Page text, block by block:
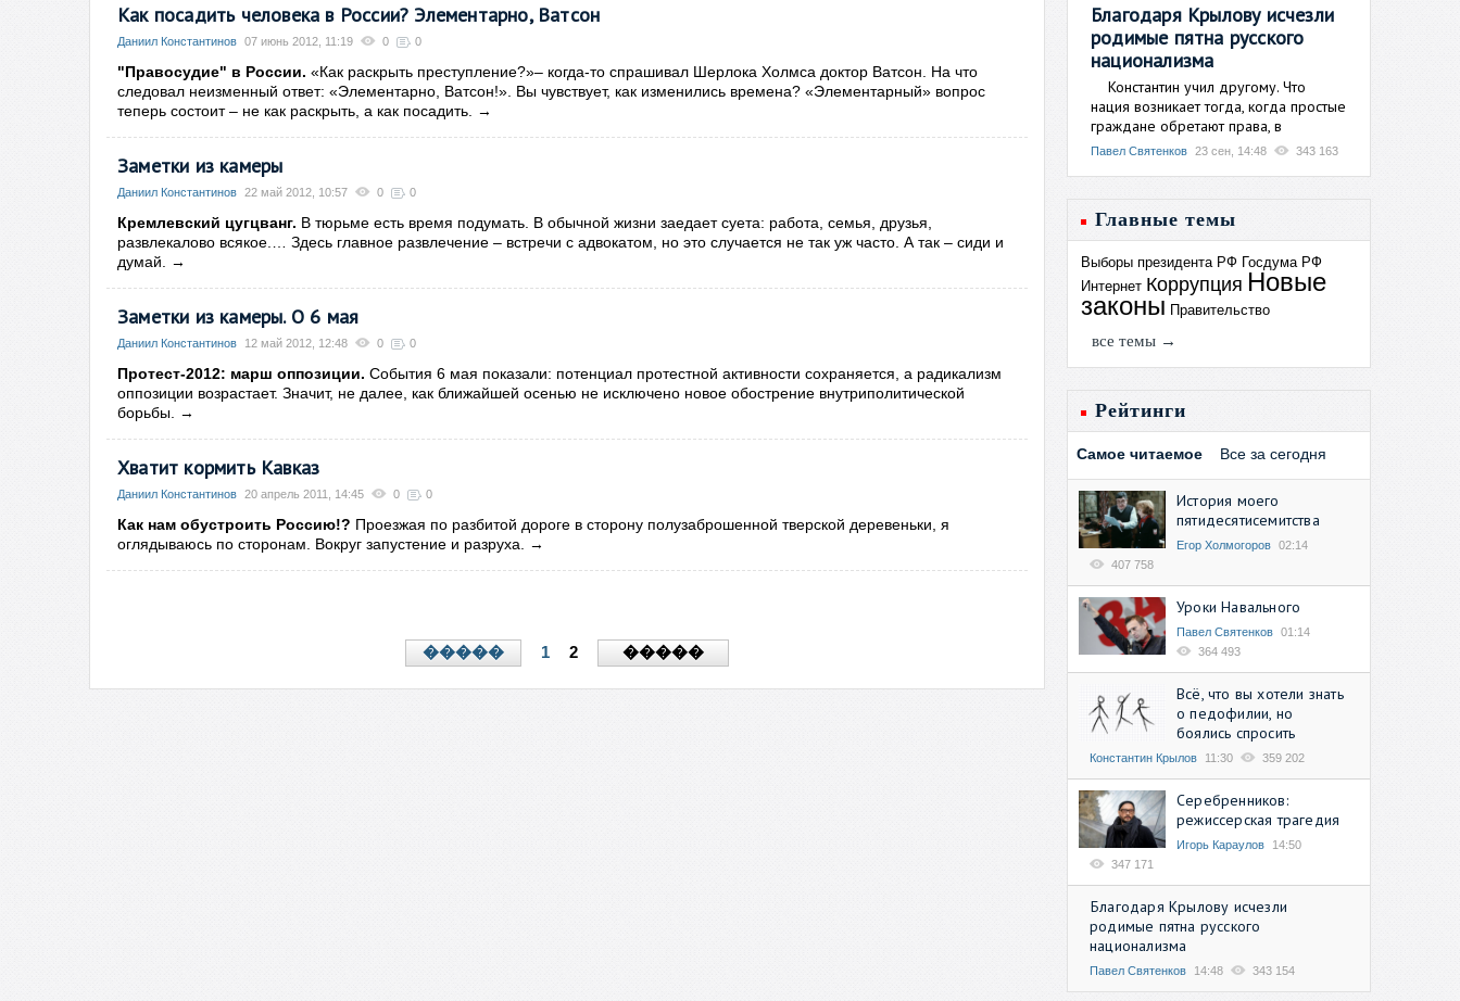
Как посадить человека в России? Элементарно, Ватсон
Даниил Константинов 07 июнь 2012, 11:19 0 0
"Правосудие" в России. «Как раскрыть преступление?»– когда-то спрашивал Шерлока Холмса доктор Ватсон. На что
следовал неизменный ответ: «Элементарно, Ватсон!». Вы чувствует, как изменились времена? «Элементарный» вопрос
теперь состоит – не как раскрыть, а как посадить.
→
Заметки из камеры
Даниил Константинов 22 май 2012, 10:57 0 0
Кремлевский цугцванг. В тюрьме есть время подумать. В обычной жизни заедает суета: работа, семья, друзья,
развлекалово всякое.… Здесь главное развлечение – встречи с адвокатом, но это случается не так уж часто. А так – сиди и
думай.
→
Заметки из камеры. О 6 мая
Даниил Константинов 12 май 2012, 12:48 0 0
Протест-2012: марш оппозиции. События 6 мая показали: потенциал протестной активности сохраняется, а радикализм
оппозиции возрастает. Значит, не далее, как ближайшей осенью не исключено новое обострение внутриполитической
борьбы.
→
Хватит кормить Кавказ
Даниил Константинов 20 апрель 2011, 14:45 0 0
Как нам обустроить Россию!? Проезжая по разбитой дороге в сторону полузаброшенной тверской деревеньки, я
оглядываюсь по сторонам. Вокруг запустение и разруха.
→
����� 1 2 �����
Благодаря Крылову исчезли
родимые пятна русского
национализма
Константин учил другому. Что
нация возникает тогда, когда простые
граждане обретают права, в
Павел Святенков 23 сен, 14:48 343 163
Главные темы
Выборы президента РФ Госдума РФ
Интернет Коррупция Новые
законы Правительство
все темы →
Рейтинги
Самое читаемое Все за сегодня
История моего
пятидесятисемитства
Егор Холмогоров 02:14
407 758
Уроки Навального
Павел Святенков 01:14
364 493
Всё, что вы хотели знать
о педофилии, но
боялись спросить
Константин Крылов 11:30 359 202
Серебренников:
режиссерская трагедия
Игорь Караулов
14:50
347 171
Благодаря Крылову исчезли
родимые пятна русского
национализма
Павел Святенков 14:48 343 154